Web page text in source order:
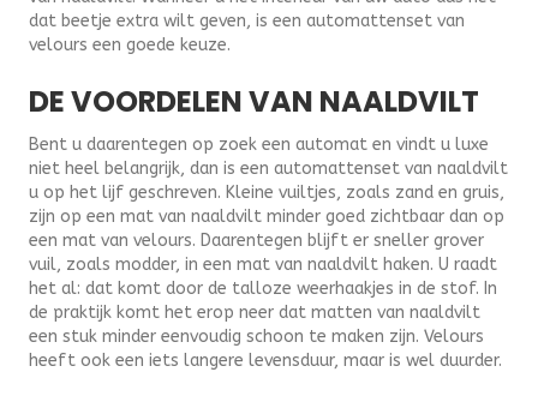
dat beetje extra wilt geven, is een automattenset van
velours een goede keuze.
DE VOORDELEN VAN NAALDVILT
Bent u daarentegen op zoek een automat en vindt u luxe
niet heel belangrijk, dan is een automattenset van naaldvilt
u op het lijf geschreven. Kleine vuiltjes, zoals zand en gruis,
zijn op een mat van naaldvilt minder goed zichtbaar dan op
een mat van velours. Daarentegen blijft er sneller grover
vuil, zoals modder, in een mat van naaldvilt haken. U raadt
het al: dat komt door de talloze weerhaakjes in de stof. In
de praktijk komt het erop neer dat matten van naaldvilt
een stuk minder eenvoudig schoon te maken zijn. Velours
heeft ook een iets langere levensduur, maar is wel duurder.